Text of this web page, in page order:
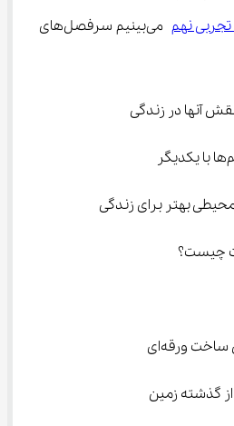
تجربی نهم
می‌بینیم سرفصل‌های
آنها در زندگی
بهتر برای زندگی
چیست؟
ورقه‌ای
گذشته زمین